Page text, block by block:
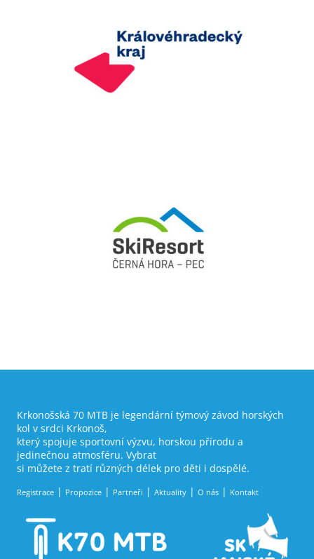
Krkonošská 70 MTB je legendární týmový závod horských
kol v srdci Krkonoš,
který spojuje sportovní výzvu, horskou přírodu a
jedinečnou atmosféru. Vybrat
si můžete z tratí různých délek pro děti i dospělé.
Registrace Propozice Partneři Aktuality O nás Kontakt